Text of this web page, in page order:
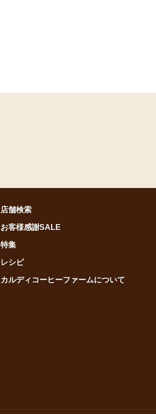
店舗検索
お客様感謝SALE
特集
レシピ
カルディコーヒーファームについて